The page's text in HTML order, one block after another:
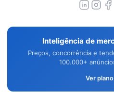
Inteligência de
Preços, concorrência e
100.000+
Ver